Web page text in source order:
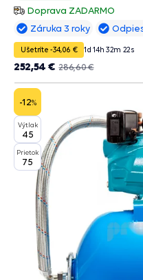
hviezdičiek
Doprava ZADARMO
Záruka 3 roky
Ušetríte -34,06 € 1d 14h 32m 20s
286,60 €
252,54 €
-12%
Výtlak
45
Prietok
75